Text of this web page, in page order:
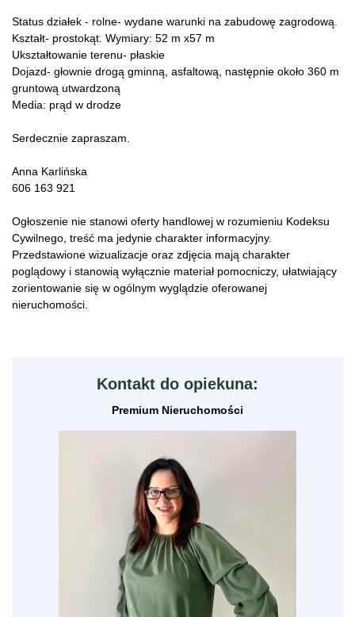
Status działek - rolne- wydane warunki na zabudowę zagrodową.
Kształt- prostokąt. Wymiary: 52 m x57 m
Ukształtowanie terenu- płaskie
Dojazd- głownie drogą gminną, asfaltową, następnie około 360 m
gruntową utwardzoną
Media: prąd w drodze
Serdecznie zapraszam.
Anna Karlińska
606 163 921
Ogłoszenie nie stanowi oferty handlowej w rozumieniu Kodeksu
Cywilnego, treść ma jedynie charakter informacyjny.
Przedstawione wizualizacje oraz zdjęcia mają charakter
poglądowy i stanowią wyłącznie materiał pomocniczy, ułatwiający
zorientowanie się w ogólnym wyglądzie oferowanej
nieruchomości.
Kontakt do opiekuna:
Premium Nieruchomości